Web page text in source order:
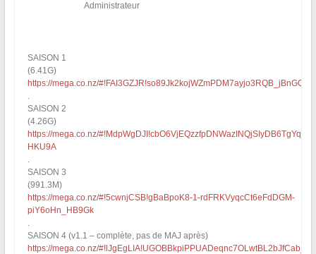
Administrateur
SAISON 1
(6.41G)
https://mega.co.nz/
.
SAISON 2
(4.26G)
https://mega.co.nz/
HKU9A
.
SAISON 3
(991.3M)
https://mega.co.nz/#!5cwnjCSB!gBaBpoK8-1-rdFRKVyqcCt6eFdDGM-
piY6oHn_HB9Gk
.
SAISON 4 (v1.1 – complète, pas de MAJ après)
https://mega.co.nz/